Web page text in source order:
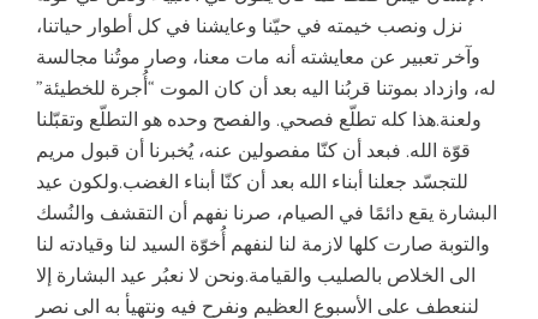
نزل ونصب خيمته في حيّنا وعايشنا في كل أطوار حياتنا،
وآخر تعبير عن معايشته أنه مات معنا، وصار موتُنا مجالسة
له، وازداد بموتنا قربُنا اليه بعد أن كان الموت “أُجرة للخطيئة”
ولعنة.هذا كله تطلّع فصحي. والفصح وحده هو التطلّع وتقبّلنا
قوّة الله. فبعد أن كنّا مفصولين عنه، يُخبرنا أن قبول مريم
للتجسّد جعلنا أبناء الله بعد أن كنّا أبناء الغضب.ولكون عيد
البشارة يقع دائمًا في الصيام، صرنا نفهم أن التقشف والنُسك
والتوبة صارت كلها لازمة لنا لنفهم أُخوّة السيد لنا وقيادته لنا
الى الخلاص بالصليب والقيامة.ونحن لا نعبُر عيد البشارة إلا
لننعطف على الأسبوع العظيم ونفرح فيه ونتهيأ به الى نصر